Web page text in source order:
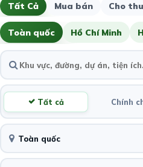
Tất Cả Mua bán Cho
Toàn quốc Hồ Chí Minh
Tất cả Chính
Toàn quốc